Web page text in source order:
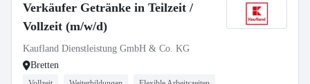
Verkäufer Getränke in Teilzeit /
Vollzeit (m/w/d)
Kaufland Dienstleistung GmbH & Co. KG
Bretten